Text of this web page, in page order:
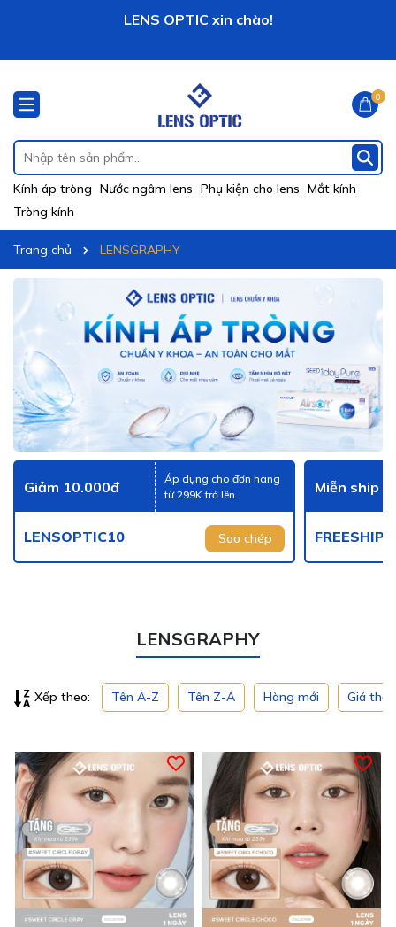
LENS OPTIC xin chào!
Vô vàng khuyến mãi hấp dẫn đang chờ đợi bạn!
Kính áp tròng Nước ngâm lens Phụ kiện cho lens Mắt kính
Tròng kính
0
Trang chủ LENSGRAPHY
Giảm 10.000đ
Áp dụng cho đơn hàng
từ 299K trở lên
LENSOPTIC10 Sao chép
Miễn ship
FREESHIP
LENSGRAPHY
Xếp theo: Tên A-Z Tên Z-A Hàng mới Giá